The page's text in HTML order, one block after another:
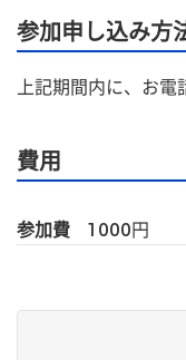
参加申し込み方
上記期間内に、お電
費用
参加費 1000円